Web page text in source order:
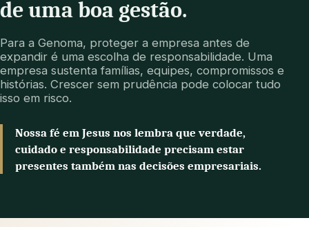
de uma boa gestão.
Para a Genoma, proteger a empresa antes de
expandir é uma escolha de responsabilidade. Uma
empresa sustenta famílias, equipes, compromissos e
histórias. Crescer sem prudência pode colocar tudo
isso em risco.
Nossa fé em Jesus nos lembra que verdade,
cuidado e responsabilidade precisam estar
presentes também nas decisões empresariais.